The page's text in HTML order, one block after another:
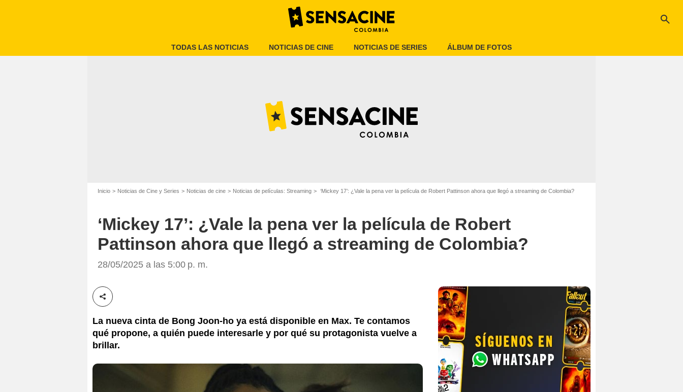
search
TODAS LAS NOTICIAS NOTICIAS DE CINE NOTICIAS DE SERIES ÁLBUM DE FOTOS
Inicio Noticias de Cine y Series Noticias de cine Noticias de películas: Streaming ‘Mickey 17’: ¿Vale la pena ver la película de Robert Pattinson ahora que llegó a streaming de Colombia?
‘Mickey 17’: ¿Vale la pena ver la película de Robert
Pattinson ahora que llegó a streaming de Colombia?
28/05/2025 a las 5:00 p. m.
Compartir esta noticia
La nueva cinta de Bong Joon-ho ya está disponible en Max. Te contamos
qué propone, a quién puede interesarle y por qué su protagonista vuelve a
brillar.